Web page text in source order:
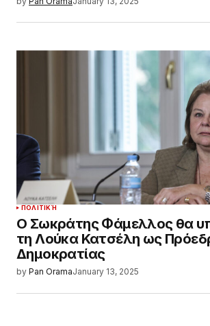
ΠΟΛΙΤΙΚΉ
Ο Σωκράτης Φάμελλος θα
τη Λούκα Κατσέλη ως
Δημοκρατίας
by Pan OramaJanuary 13, 2025